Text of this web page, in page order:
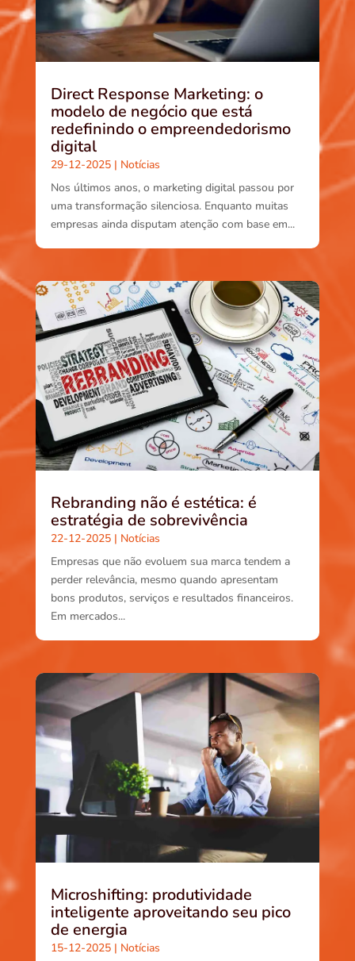
Direct Response Marketing: o
modelo de negócio que está
redefinindo o empreendedorismo
digital
29-12-2025| Notícias
Nos últimos anos, o marketing digital passou por
uma transformação silenciosa. Enquanto muitas
empresas ainda disputam atenção com base em...
Rebranding não é estética: é
estratégia de sobrevivência
22-12-2025| Notícias
Empresas que não evoluem sua marca tendem a
perder relevância, mesmo quando apresentam
bons produtos, serviços e resultados financeiros.
Em mercados...
Microshifting: produtividade
inteligente aproveitando seu pico
de energia
15-12-2025| Notícias